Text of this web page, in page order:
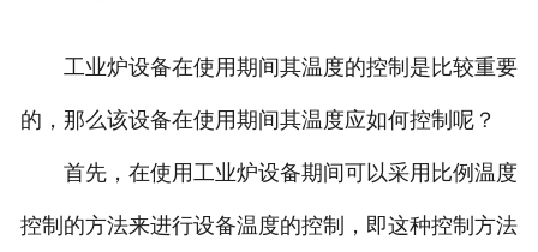
工业炉设备在使用期间其温度的控制是比较重要
的，那么该设备在使用期间其温度应如何控制呢？
首先，在使用工业炉设备期间可以采用比例温度
控制的方法来进行设备温度的控制，即这种控制方法